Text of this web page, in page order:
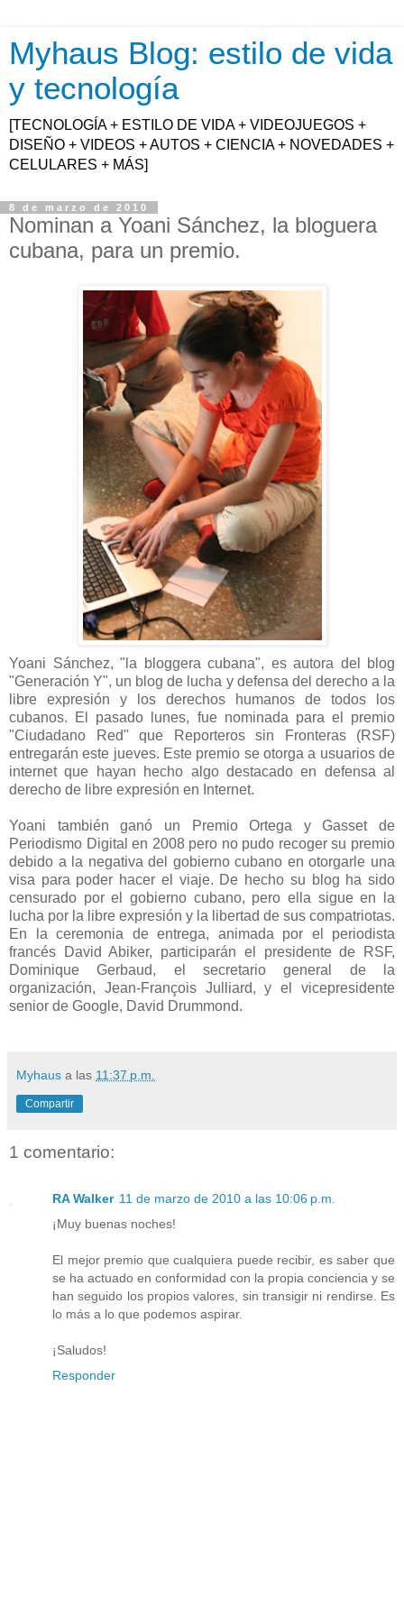
Myhaus Blog: estilo de vida
y tecnología
[TECNOLOGÍA + ESTILO DE VIDA + VIDEOJUEGOS +
DISEÑO + VIDEOS + AUTOS + CIENCIA + NOVEDADES +
CELULARES + MÁS]
8 de marzo de 2010
Nominan a Yoani Sánchez, la bloguera
cubana, para un premio.
Yoani Sánchez, "la bloggera cubana", es autora del blog
"Generación Y", un blog de lucha y defensa del derecho a la
libre expresión y los derechos humanos de todos los
cubanos. El pasado lunes, fue nominada para el premio
"Ciudadano Red" que Reporteros sin Fronteras (RSF)
entregarán este jueves. Este premio se otorga a usuarios de
internet que hayan hecho algo destacado en defensa al
derecho de libre expresión en Internet.
Yoani también ganó un Premio Ortega y Gasset de
Periodismo Digital en 2008 pero no pudo recoger su premio
debido a la negativa del gobierno cubano en otorgarle una
visa para poder hacer el viaje. De hecho su blog ha sido
censurado por el gobierno cubano, pero ella sigue en la
lucha por la libre expresión y la libertad de sus compatriotas.
En la ceremonia de entrega, animada por el periodista
francés David Abiker, participarán el presidente de RSF,
Dominique Gerbaud, el secretario general de la
organización, Jean-François Julliard, y el vicepresidente
senior de Google, David Drummond.
Myhaus a las 11:37 p.m.
Compartir
1 comentario:
RA Walker 11 de marzo de 2010 a las 10:06 p.m.
¡Muy buenas noches!
El mejor premio que cualquiera puede recibir, es saber que
se ha actuado en conformidad con la propia conciencia y se
han seguido los propios valores, sin transigir ni rendirse. Es
lo más a lo que podemos aspirar.
¡Saludos!
Responder